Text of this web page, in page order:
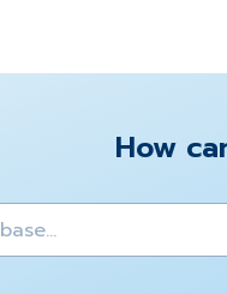
How